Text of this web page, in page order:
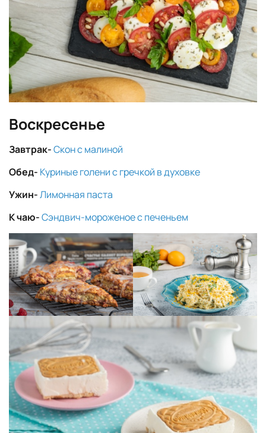
Воскресенье
Завтрак-Скон с малиной
Обед- Куриные голени с гречкой в духовке
Ужин-Лимонная паста
К чаю-Сэндвич-мороженое с печеньем